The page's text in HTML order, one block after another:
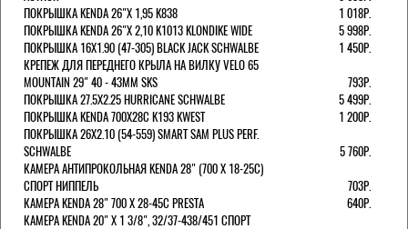
ПОКРЫШКА KENDA 26"Х 1,95 K838
1 018Р.
ПОКРЫШКА KENDA 26"Х 2,10 K1013 KLONDIKE WIDE
5 998Р.
ПОКРЫШКА 16X1.90 (47-305) BLACK JACK SCHWALBE
1 450Р.
КРЕПЕЖ ДЛЯ ПЕРЕДНЕГО КРЫЛА НА ВИЛКУ VELO 65
MOUNTAIN 29" 40 - 43ММ SKS
793Р.
ПОКРЫШКА 27.5X2.25 HURRICANE SCHWALBE
5 499Р.
ПОКРЫШКА KENDA 700Х28С K193 KWEST
1 200Р.
ПОКРЫШКА 26X2.10 (54-559) SMART SAM PLUS PERF.
SCHWALBE
5 760Р.
КАМЕРА АНТИПРОКОЛЬНАЯ KENDA 28" (700 Х 18-25C)
СПОРТ НИППЕЛЬ
703Р.
КАМЕРА KENDA 28" 700 Х 28-45С PRESTA
640Р.
КАМЕРА KENDA 20" Х 1 3/8", 32/37-438/451 СПОРТ